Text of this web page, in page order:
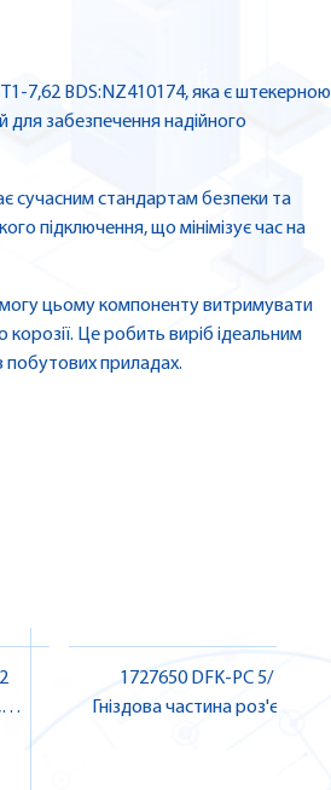
7,62 BDS:NZ410174, яка є штекерною
для забезпечення надійного
сучасним стандартам безпеки та
підключення, що мінімізує час на
цьому компоненту витримувати
корозії. Це робить виріб ідеальним
побутових приладах.
1727650 DFK-PC 5/ 9-G-
Гніздова частина роз'єму , Pheonix